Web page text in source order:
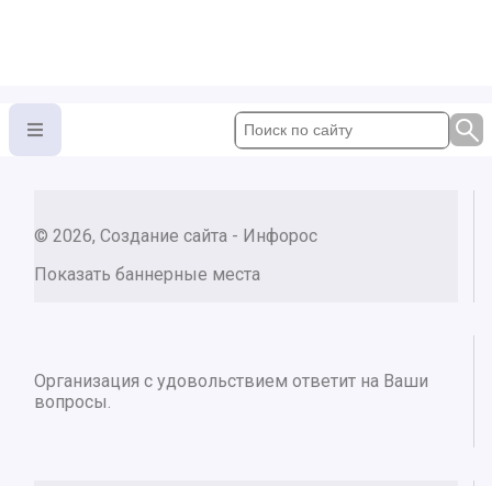
© 2026, Создание сайта - Инфорос
Показать баннерные места
Организация с удовольствием ответит на Ваши
вопросы.